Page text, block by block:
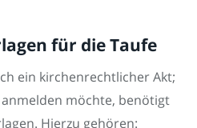
für die Taufe
ein kirchenrechtlicher Akt;
möchte, benötigt
Hierzu gehören: